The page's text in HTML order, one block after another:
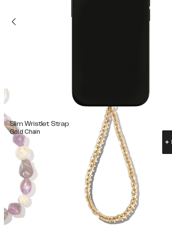
Slim Wristlet Strap
Gold Chain
+